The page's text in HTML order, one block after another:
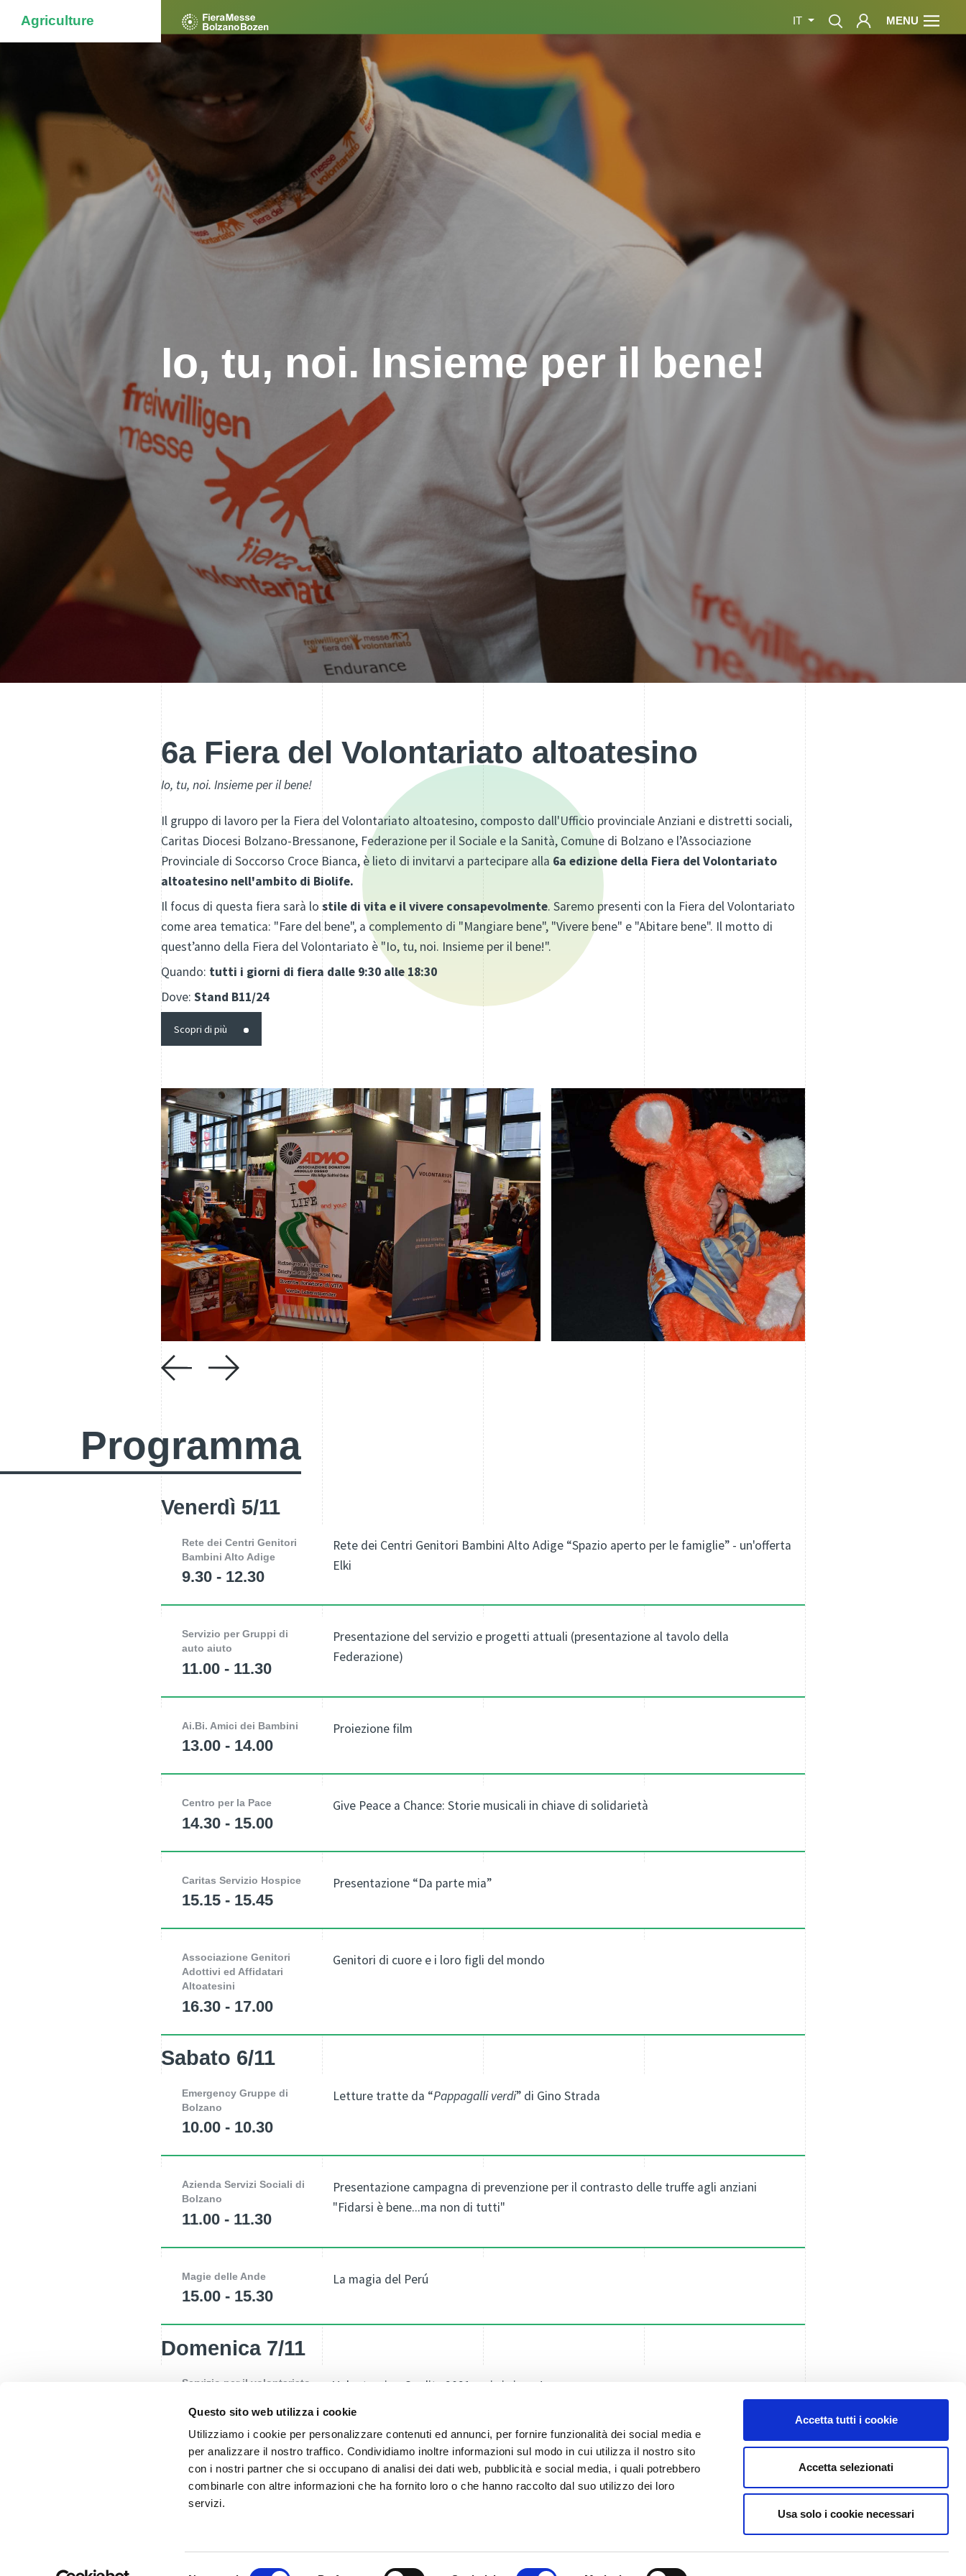
Questo sito web utilizza i cookie
Utilizziamo i cookie per personalizzare contenuti ed annunci, per fornire funzionalità dei social media e
per analizzare il nostro traffico. Condividiamo inoltre informazioni sul modo in cui utilizza il nostro sito
con i nostri partner che si occupano di analisi dei dati web, pubblicità e social media, i quali potrebbero
combinarle con altre informazioni che ha fornito loro o che hanno raccolto dal suo utilizzo dei loro
servizi.
Accetta tutti i cookie
Accetta selezionati
Usa solo i cookie necessari
Agriculture IT MENU
Io, tu, noi. Insieme per il bene!
6a Fiera del Volontariato altoatesino
Io, tu, noi. Insieme per il bene!
Il gruppo di lavoro per la Fiera del Volontariato altoatesino, composto dall'Ufficio provinciale Anziani e distretti sociali,
Caritas Diocesi Bolzano-Bressanone, Federazione per il Sociale e la Sanità, Comune di Bolzano e l’Associazione
Provinciale di Soccorso Croce Bianca, è lieto di invitarvi a partecipare alla 6a edizione della Fiera del Volontariato
altoatesino nell'ambito di Biolife.
Il focus di questa fiera sarà lo stile di vita e il vivere consapevolmente. Saremo presenti con la Fiera del Volontariato
come area tematica: "Fare del bene", a complemento di "Mangiare bene", "Vivere bene" e "Abitare bene". Il motto di
quest’anno della Fiera del Volontariato è "Io, tu, noi. Insieme per il bene!".
Quando: tutti i giorni di fiera dalle 9:30 alle 18:30
Dove: Stand B11/24
Scopri di più
Programma
Venerdì 5/11
Rete dei Centri Genitori
Bambini Alto Adige
9.30 - 12.30
Rete dei Centri Genitori Bambini Alto Adige “Spazio aperto per le famiglie” - un'offerta
Elki
Servizio per Gruppi di
auto aiuto
11.00 - 11.30
Presentazione del servizio e progetti attuali (presentazione al tavolo della
Federazione)
Ai.Bi. Amici dei Bambini
13.00 - 14.00
Proiezione film
Centro per la Pace
14.30 - 15.00
Give Peace a Chance: Storie musicali in chiave di solidarietà
Caritas Servizio Hospice
15.15 - 15.45
Presentazione “Da parte mia”
Associazione Genitori
Adottivi ed Affidatari
Altoatesini
16.30 - 17.00
Genitori di cuore e i loro figli del mondo
Sabato 6/11
Emergency Gruppe di
Bolzano
10.00 - 10.30
Letture tratte da “Pappagalli verdi” di Gino Strada
Azienda Servizi Sociali di
Bolzano
11.00 - 11.30
Presentazione campagna di prevenzione per il contrasto delle truffe agli anziani
"Fidarsi è bene...ma non di tutti"
Magie delle Ande
15.00 - 15.30
La magia del Perú
Domenica 7/11
Servizio per il volontariato Volunteering Quality 2021: noi ci siamo!
DE IT